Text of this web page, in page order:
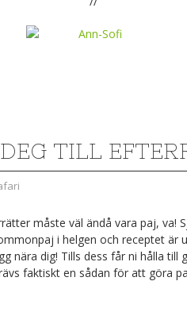
TILL
måste väl ändå vara paj, va!
i helgen och receptet är
nära dig! Tills dess får ni hålla till
faktiskt en sådan för att göra